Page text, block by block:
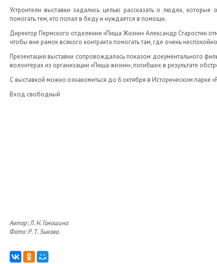
Устроители выставки задались целью рассказать о людях,
помогать тем, кто попал в беду и нуждается в помощи.
Директор Пермского отделения «Пища Жизни» Александр Старостин
чтобы вне рамок всякого контракта помогать там, где очень
Презентация выставки сопровождалась показом документального
волонтерах из организации «Пища жизни», погибших в результате
С выставкой можно ознакомиться до 6 октября в Историческом парке
Вход свободный
Автор: Л. Н. Ганошина
Фото: Р. Т. Зыкова.